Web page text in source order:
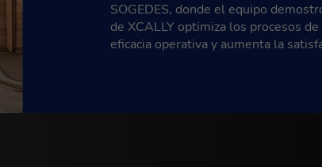
SOGEDES, donde el equipo
de XCALLY optimiza los procesos
eficacia operativa y aumenta la